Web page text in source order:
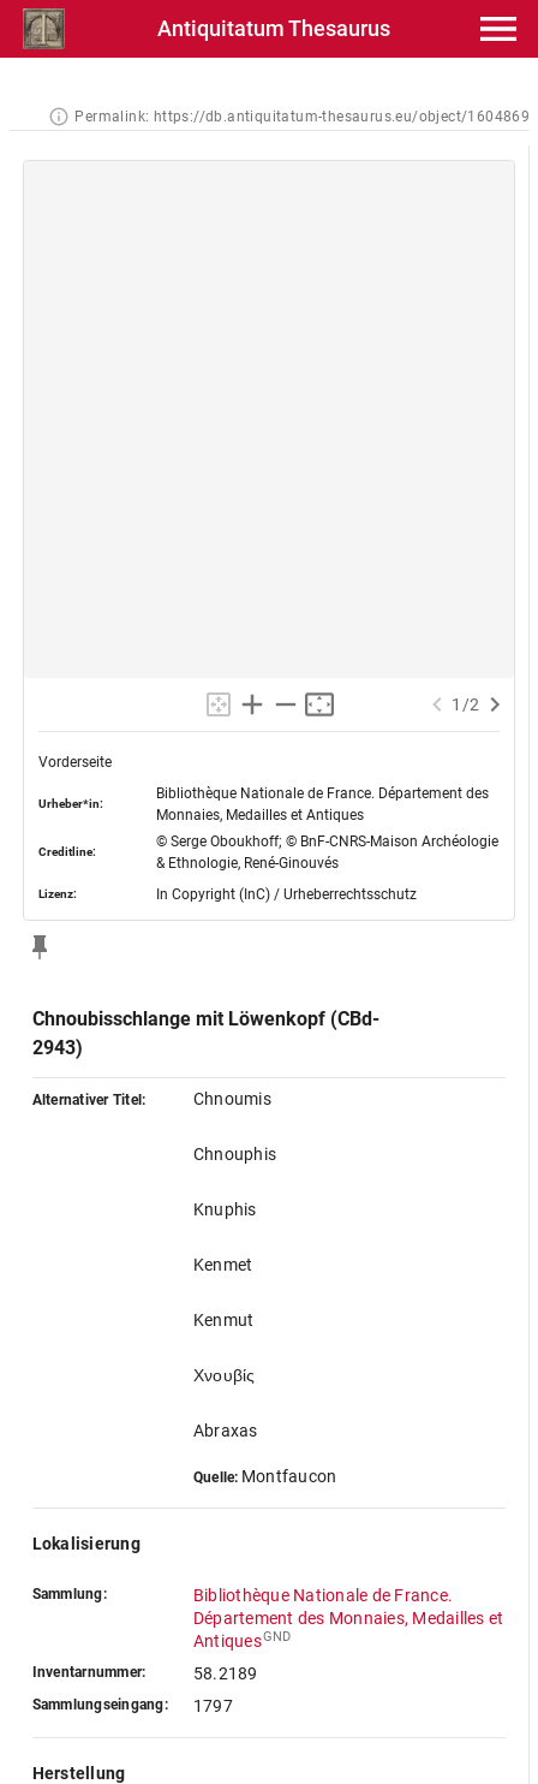
Antiquitatum Thesaurus
Permalink: https://db.antiquitatum-thesaurus.eu/object/1604869
1 /2
Vorderseite
Urheber*in:
Bibliothèque Nationale de France. Département des
Monnaies, Medailles et Antiques
Creditline:
© Serge Oboukhoff; © BnF-CNRS-Maison Archéologie
& Ethnologie, René-Ginouvés
Lizenz: In Copyright (InC) / Urheberrechtsschutz
Chnoubisschlange mit Löwenkopf (CBd-
2943)
Alternativer Titel: Chnoumis
Chnouphis
Knuphis
Kenmet
Kenmut
Χνουβίς
Abraxas
Quelle: Montfaucon
Lokalisierung
Sammlung:
Bibliothèque Nationale de France.
Département des Monnaies, Medailles et
AntiquesGND
Inventarnummer: 58.2189
Sammlungseingang: 1797
Herstellung